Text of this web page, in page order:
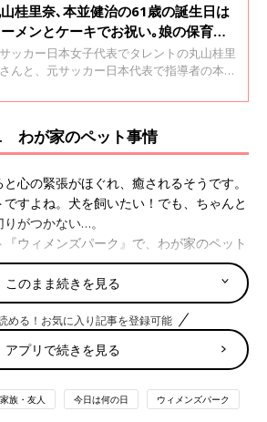
桂里奈､本並健治の61歳の誕生日は
メンとケーキでお祝い｡娘の保育園
も本格化！
ッカー日本女子代表でタレントの丸山桂里
んと、元サッカー日本代表で指導者の本並
2歳4カ月を過ぎ、おしゃべりも上手になっ
並さんの61歳の誕生日のことや、娘さんの
の発達の様子などについて聞きました。 連
GK夫とFW妻の育児奮闘記」第28回です。
わが家のペット事情
心の緊張がほぐれ、癒されるそうです。
すよね。犬を飼いたい！でも、ちゃんと
がつかない…。
ウィメンズパーク』で、わが家のペット
。
かありませんでした。世話が出来るのだ
？と不安がいっぱいでした。でも、飼っ
いのです！ 初めはおっかなびっくりだっ
した。わが家にとってかけがえのない存
ことばかりで勉強しながらの育犬でした。
このまま続きを見る
める！お気に入り記事を登録可能
アプリで続きを見る
家族・友人 今日は何の日 ウィメンズパーク